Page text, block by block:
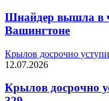
Шнайдер вышла в
Вашингтоне
Крылов досрочно
12.07.2026
Крылов досрочно